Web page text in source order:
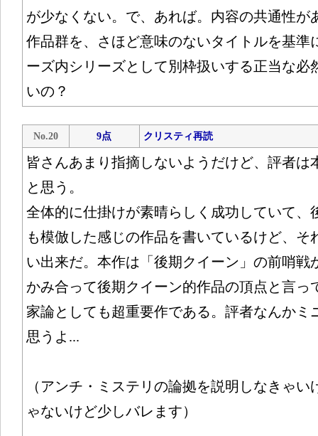
が少なくない。で、あれば。内容の共通性が
作品群を、さほど意味のないタイトルを基準
ーズ内シリーズとして別枠扱いする正当な必
いの？
No.20 9点 クリスティ再読
皆さんあまり指摘しないようだけど、評者は
と思う。
全体的に仕掛けが素晴らしく成功していて、
も模倣した感じの作品を書いているけど、そ
い出来だ。本作は「後期クイーン」の前哨戦
かみ合って後期クイーン的作品の頂点と言っ
家論としても超重要作である。評者なんかミ
思うよ...
（アンチ・ミステリの論拠を説明しなきゃ
ゃないけど少しバレます）